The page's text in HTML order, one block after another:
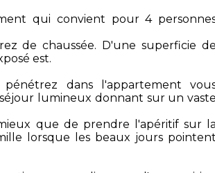
qui convient pour 4
de chaussée. D'une superficie
est.
pénétrez dans l'appartement
lumineux donnant sur un
que de prendre l'apéritif sur
lorsque les beaux jours